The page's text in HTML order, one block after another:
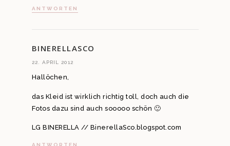
ANTWORTEN
BINERELLASCO
22. APRIL 2012
Hallöchen,
das Kleid ist wirklich richtig toll, doch auch die
Fotos dazu sind auch sooooo schön 🙂
LG BINERELLA // BinerellaSco.blogspot.com
ANTWORTEN